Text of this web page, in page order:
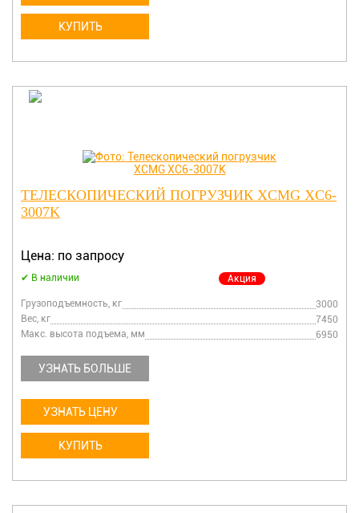
КУПИТЬ
ТЕЛЕСКОПИЧЕСКИЙ ПОГРУЗЧИК XCMG XC6-
3007K
Цена: по запросу
В наличии Акция
Грузоподъемность, кг
3000
Вес, кг
7450
Макс. высота подъема, мм
6950
УЗНАТЬ БОЛЬШЕ
УЗНАТЬ ЦЕНУ
КУПИТЬ